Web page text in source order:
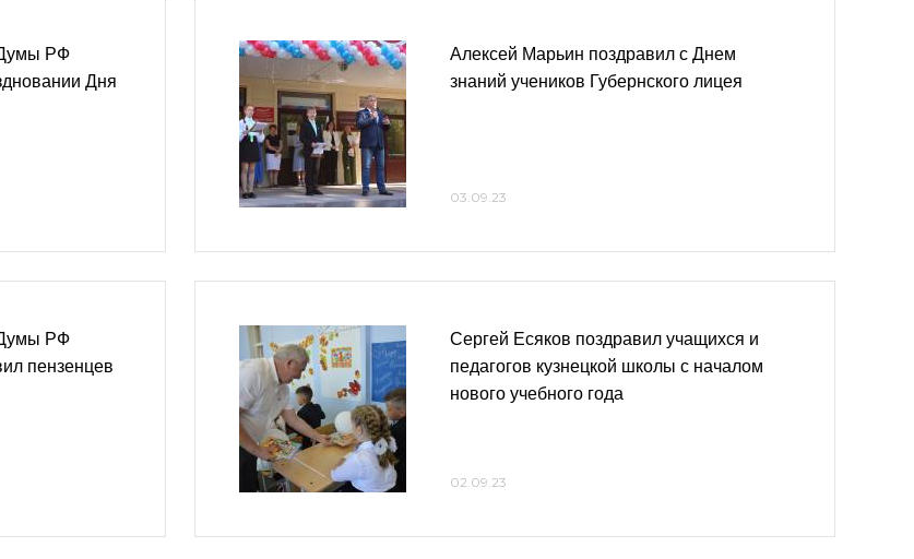
Думы РФ
Дня
Думы РФ
пензенцев
Алексей Марьин поздравил с Днем
знаний учеников Губернского лицея
03.09.23
Сергей Есяков поздравил учащихся и
педагогов кузнецкой школы с началом
нового учебного года
02.09.23